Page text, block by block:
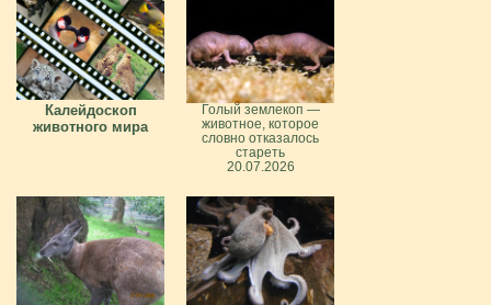
Калейдоскоп
животного мира
Голый землекоп —
животное, которое
словно отказалось
стареть
20.07.2026